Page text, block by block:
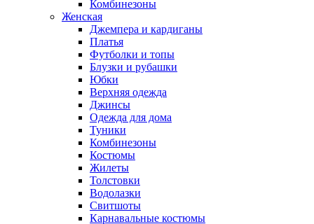
Комбинезоны
Женская
Джемпера и кардиганы
Платья
Футболки и топы
Блузки и рубашки
Юбки
Верхняя одежда
Джинсы
Одежда для дома
Туники
Комбинезоны
Костюмы
Жилеты
Толстовки
Водолазки
Свитшоты
Карнавальные костюмы